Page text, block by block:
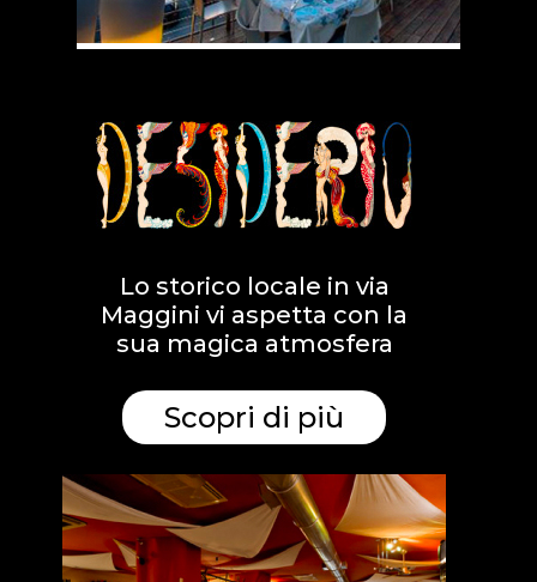
Lo storico locale in via
Maggini vi aspetta con la
sua magica atmosfera
Scopri di più